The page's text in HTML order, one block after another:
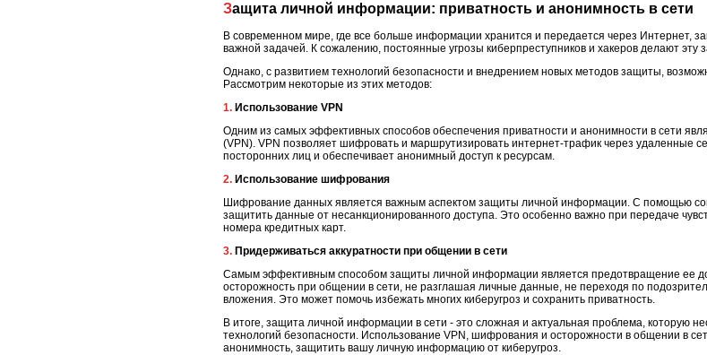
Защита личной информации: приватность и анонимность в сети
В современном мире, где все больше информации хранится и передается через Интернет,
важной задачей. К сожалению, постоянные угрозы киберпреступников и хакеров делают эту
Однако, с развитием технологий безопасности и внедрением новых методов защиты,
Рассмотрим некоторые из этих методов:
1. Использование VPN
Одним из самых эффективных способов обеспечения приватности и анонимности в сети
(VPN). VPN позволяет шифровать и маршрутизировать интернет-трафик через удаленные
посторонних лиц и обеспечивает анонимный доступ к ресурсам.
2. Использование шифрования
Шифрование данных является важным аспектом защиты личной информации. С помощью
защитить данные от несанкционированного доступа. Это особенно важно при передаче
номера кредитных карт.
3. Придерживаться аккуратности при общении в сети
Самым эффективным способом защиты личной информации является предотвращение ее
осторожность при общении в сети, не разглашая личные данные, не переходя по
вложения. Это может помочь избежать многих киберугроз и сохранить приватность.
В итоге, защита личной информации в сети - это сложная и актуальная проблема, которую
технологий безопасности. Использование VPN, шифрования и осторожности в общении в
анонимность, защитить вашу личную информацию от киберугроз.